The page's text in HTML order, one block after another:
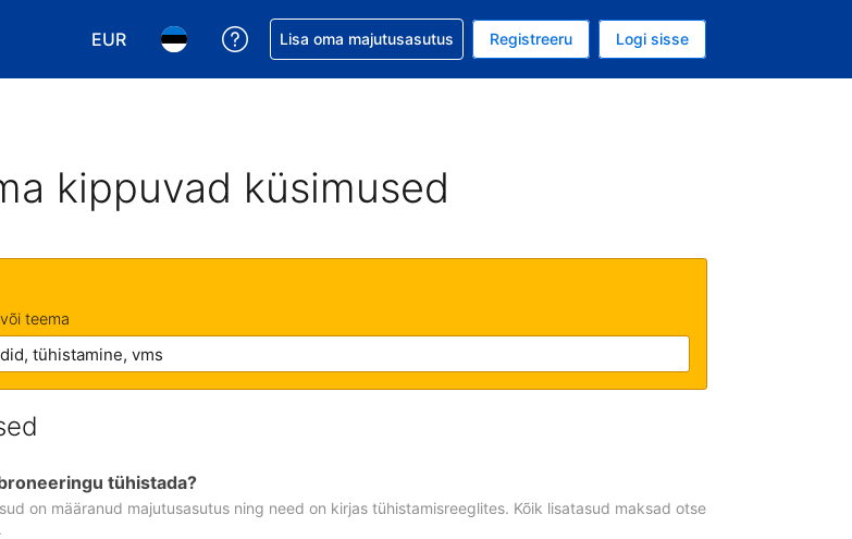
EUR
Vali valuuta. Praegune valitud valuuta on EUR
Vali keel. Praegune valitud keel on Eesti keeles
Saa broneeringuga abi
Lisa oma majutusasutus Registreeru Logi sisse
kippuvad küsimused
teema
tühistada?
on määranud majutusasutus ning need on kirjas tühistamisreeglites. Kõik lisatasud maksad otse